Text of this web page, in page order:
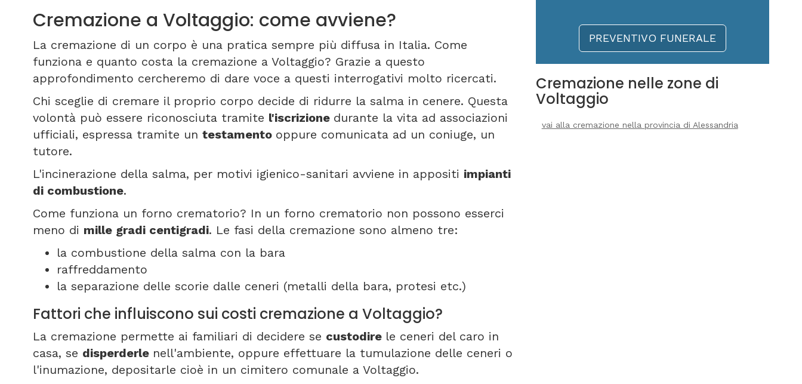
Cremazione a Voltaggio: come avviene?
La cremazione di un corpo è una pratica sempre più diffusa in Italia. Come
funziona e quanto costa la cremazione a Voltaggio? Grazie a questo
approfondimento cercheremo di dare voce a questi interrogativi molto ricercati.
Chi sceglie di cremare il proprio corpo decide di ridurre la salma in cenere. Questa
volontà può essere riconosciuta tramite l'iscrizione durante la vita ad associazioni
ufficiali, espressa tramite un testamento oppure comunicata ad un coniuge, un
tutore.
L'incinerazione della salma, per motivi igienico-sanitari avviene in appositi impianti
di combustione.
Come funziona un forno crematorio? In un forno crematorio non possono esserci
meno di mille gradi centigradi. Le fasi della cremazione sono almeno tre:
la combustione della salma con la bara
raffreddamento
la separazione delle scorie dalle ceneri (metalli della bara, protesi etc.)
Fattori che influiscono sui costi cremazione a Voltaggio?
La cremazione permette ai familiari di decidere se custodire le ceneri del caro in
casa, se disperderle nell'ambiente, oppure effettuare la tumulazione delle ceneri o
l'inumazione, depositarle cioè in un cimitero comunale a Voltaggio.
PREVENTIVO FUNERALE
Cremazione nelle zone di
Voltaggio
vai alla cremazione nella provincia di Alessandria